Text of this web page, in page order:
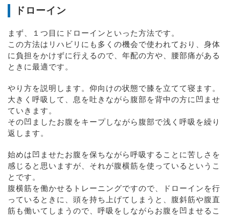
ドローイン
まず、１つ目にドローインといった方法です。
この方法はリハビリにも多くの機会で使われており、身体
に負担をかけずに行えるので、年配の方や、腰部痛がある
ときに最適です。
やり方を説明します。仰向けの状態で膝を立てて寝ます。
大きく呼吸して、息を吐きながら腹部を背中の方に凹ませ
ていきます。
その凹ましたお腹をキープしながら腹部で浅く呼吸を繰り
返します。
始めは凹ませたお腹を保ちながら呼吸することに苦しさを
感じると思いますが、それが腹横筋を使っているというこ
とです。
腹横筋を働かせるトレーニングですので、ドローインを行
っているときに、頭を持ち上げてしまうと、腹斜筋や腹直
筋も働いてしまうので、呼吸をしながらお腹を凹ませるこ